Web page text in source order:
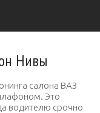
Нивы
салона ВАЗ
Это
водителю срочно